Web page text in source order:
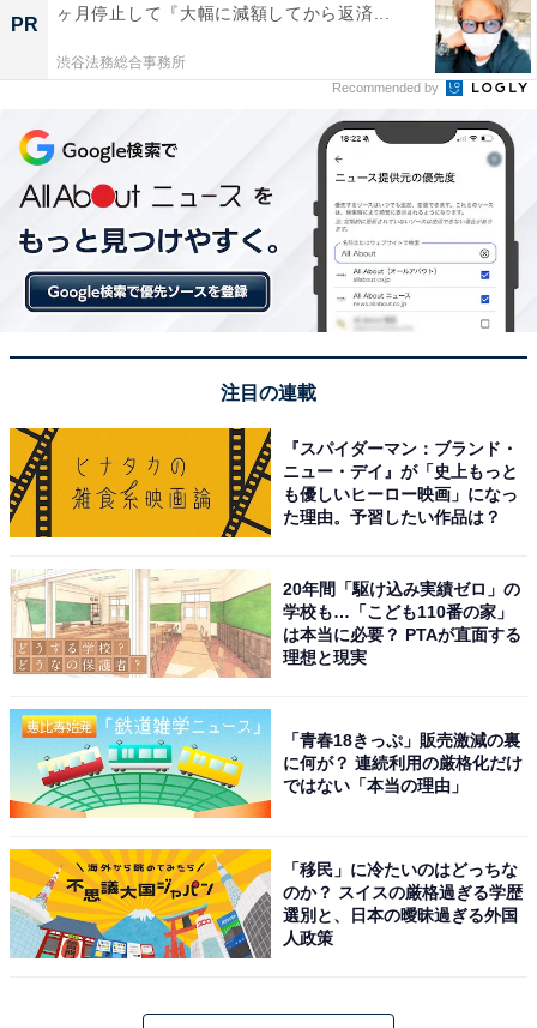
PR
ヶ月停止して『大幅に減額してから返済...
渋谷法務総合事務所
Recommended by
注目の連載
『スパイダーマン：ブランド・
ニュー・デイ』が「史上もっと
も優しいヒーロー映画」になっ
た理由。予習したい作品は？
20年間「駆け込み実績ゼロ」の
学校も…「こども110番の家」
は本当に必要？ PTAが直面する
理想と現実
「青春18きっぷ」販売激減の裏
に何が？ 連続利用の厳格化だけ
ではない「本当の理由」
「移民」に冷たいのはどっちな
のか？ スイスの厳格過ぎる学歴
選別と、日本の曖昧過ぎる外国
人政策